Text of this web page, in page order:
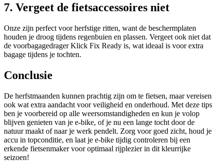
7. Vergeet de fietsaccessoires niet
Onze zijn perfect voor herfstige ritten, want de beschermplaten
houden je droog tijdens regenbuien en plassen. Vergeet ook niet dat
de voorbagagedrager Klick Fix Ready is, wat ideaal is voor extra
bagage tijdens je tochten.
Conclusie
De herfstmaanden kunnen prachtig zijn om te fietsen, maar vereisen
ook wat extra aandacht voor veiligheid en onderhoud. Met deze tips
ben je voorbereid op alle weersomstandigheden en kun je volop
blijven genieten van je e-bike, of je nu een lange tocht door de
natuur maakt of naar je werk pendelt. Zorg voor goed zicht, houd je
accu in topconditie, en laat je e-bike tijdig controleren bij een
erkende fietsenmaker voor optimaal rijplezier in dit kleurrijke
seizoen!